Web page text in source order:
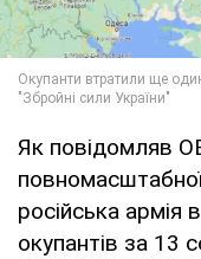
Як повідомляв
російська армія
окупантів за 13